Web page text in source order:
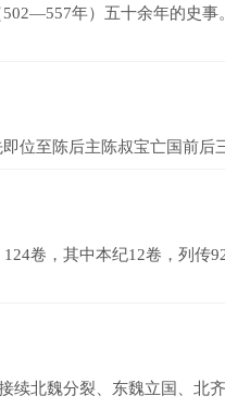
年）五十余年的史事
至陈后主陈叔宝亡国前后
，其中本纪12卷，列传
北魏分裂、东魏立国、北